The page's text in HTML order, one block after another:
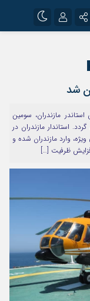
شد
مازندران، سومین
استاندار مازندران در
وارد مازندران شده و
ظرفیت […]